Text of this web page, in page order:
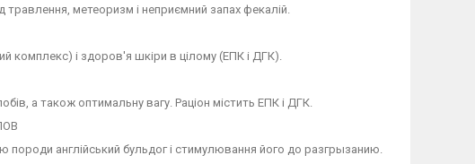
метеоризм і неприємний запах фекалій.
комплекс) і здоров'я шкіри в цілому (ЕПК і ДГК).
а також оптимальну вагу. Раціон містить ЕПК і ДГК.
англійський бульдог і стимулювання його до разгрызанию.